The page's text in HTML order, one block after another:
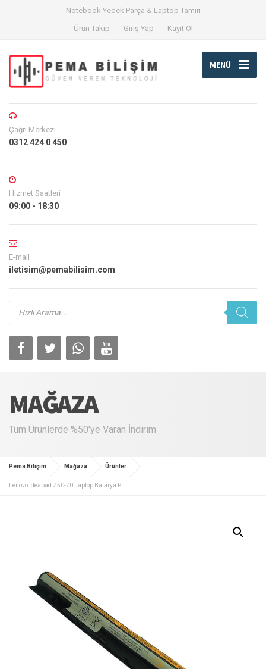
Notebook Yedek Parça & Laptop Tamiri
Ürün Takip
Giriş Yap Kayıt Ol
MENÜ
Çağrı Merkezi
0312 424 0 450
Hizmet Saatleri
09:00 - 18:30
E-mail
iletisim@pemabilisim.com
Products
search
MAĞAZA
Tüm Ürünlerde %50'ye Varan İndirim
Pema Bilişim Mağaza Ürünler
Lenovo Ideapad Z50-70 Laptop Batarya Pil